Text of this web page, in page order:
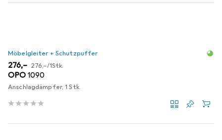
Möbelgleiter + Schutzpuffer
EUR
276,– EUR
276,–/1Stk.
OPO 1090
Anschlagdämpfer, 1 Stk.